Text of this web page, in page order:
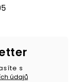
s
údajů